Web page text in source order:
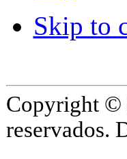
Skip to
Copyright ©
reservados.